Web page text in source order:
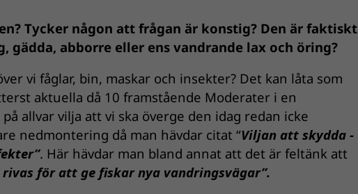
Tycker någon att frågan är konstig? Den är faktiskt
gädda, abborre eller ens vandrande lax och öring?
vi fåglar, bin, maskar och insekter? Det kan låta som
aktuella då 10 framstående Moderater i en
allvar vilja att vi ska överge den idag redan icke
nedmontering då man hävdar citat “Viljan att skydda ­
. Här hävdar man bland annat att det är feltänk att
för att ge fiskar nya vandringsvägar”.